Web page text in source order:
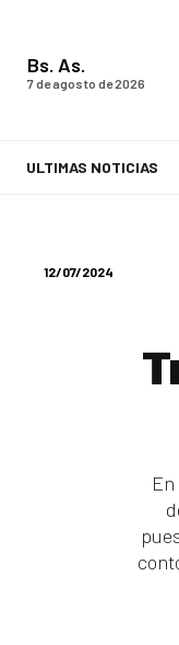
Bs. As.
7 de agosto de 2026
ULTIMAS NOTICIAS
12/07/2024